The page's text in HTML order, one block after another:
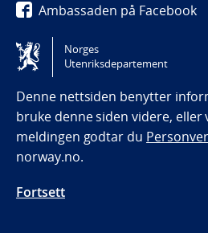
Ambassaden på Facebook
Ambassaden på Instagram
Tilgjengelighetserklæring /
(NO)
Norges
Utenriksdepartement
Denne nettsiden benytter
bruke denne siden videre, eller
meldingen godtar du
norway.no.
Fortsett